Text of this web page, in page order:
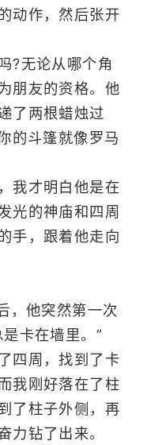
动作，然后张开
?无论从哪个角
朋友的资格。他
了两根蜡烛过
的斗篷就像罗马
我才明白他是在
光的神庙和四周
手，跟着他走向
，他突然第一次
卡在墙里。”
四周，找到了卡
我刚好落在了柱
了柱子外侧，再
力钻了出来。